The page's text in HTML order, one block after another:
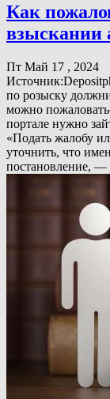
Как
взыскании
Пт Май 17 , 2024
по розыску
можно
портале нужно
«Подать жалобу
уточнить, что
постановление,